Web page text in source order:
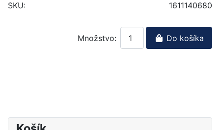
SKU:
1611140680
Množstvo: Do košíka